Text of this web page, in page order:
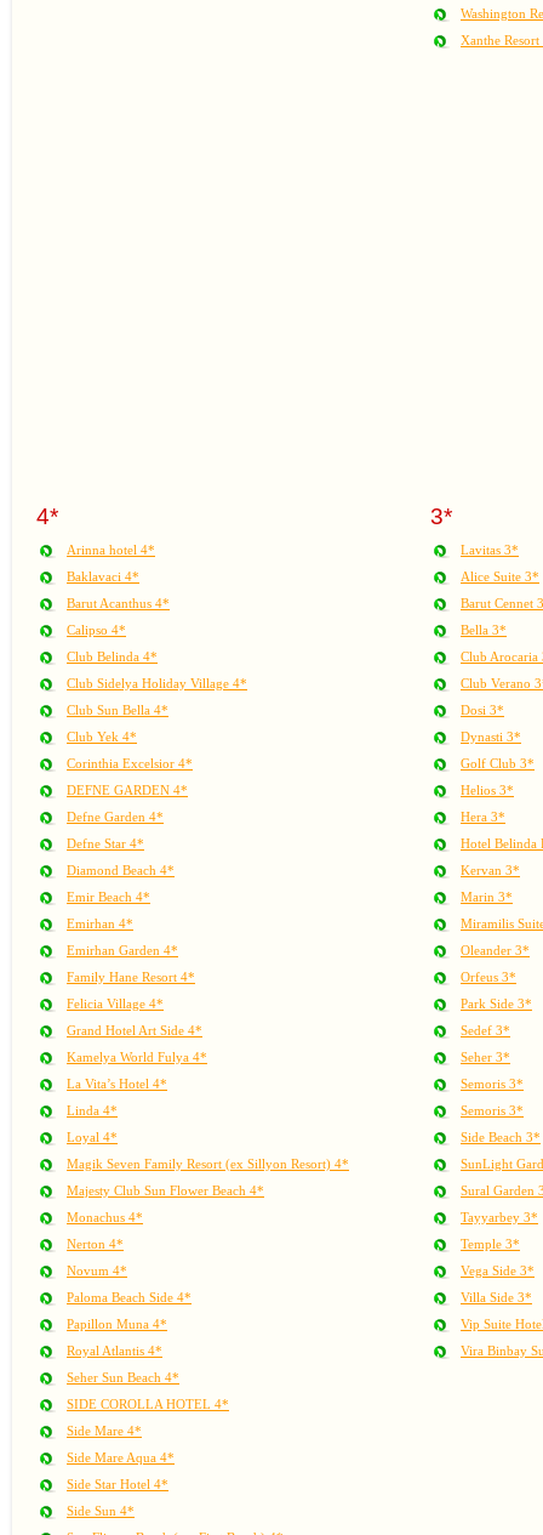
Washington
Xanthe
4*
Arinna hotel 4*
Baklavaci 4*
Barut Acanthus 4*
Calipso 4*
Club Belinda 4*
Club Sidelya Holiday Village 4*
Club Sun Bella 4*
Club Yek 4*
Corinthia Excelsior 4*
DEFNE GARDEN 4*
Defne Garden 4*
Defne Star 4*
Diamond Beach 4*
Emir Beach 4*
Emirhan 4*
Emirhan Garden 4*
Family Hane Resort 4*
Felicia Village 4*
Grand Hotel Art Side 4*
Kamelya World Fulya 4*
La Vita’s Hotel 4*
Linda 4*
Loyal 4*
Magik Seven Family Resort (ex Sillyon Resort) 4*
Majesty Club Sun Flower Beach 4*
Monachus 4*
Nerton 4*
Novum 4*
Paloma Beach Side 4*
Papillon Muna 4*
Royal Atlantis 4*
Seher Sun Beach 4*
SIDE COROLLA HOTEL 4*
Side Mare 4*
Side Mare Aqua 4*
Side Star Hotel 4*
Side Sun 4*
3*
Lavitas 3*
Alice Suite 3*
Barut Cennet
Bella 3*
Club Arocaria
Club Verano
Dosi 3*
Dynasti 3*
Golf Club 3*
Helios 3*
Hera 3*
Hotel Belinda
Kervan 3*
Marin 3*
Miramilis
Oleander 3*
Orfeus 3*
Park Side 3*
Sedef 3*
Seher 3*
Semoris 3*
Semoris 3*
Side Beach 3*
SunLight
Sural Garden
Tayyarbey 3*
Temple 3*
Vega Side 3*
Villa Side 3*
Vip Suite
Vira Binbay